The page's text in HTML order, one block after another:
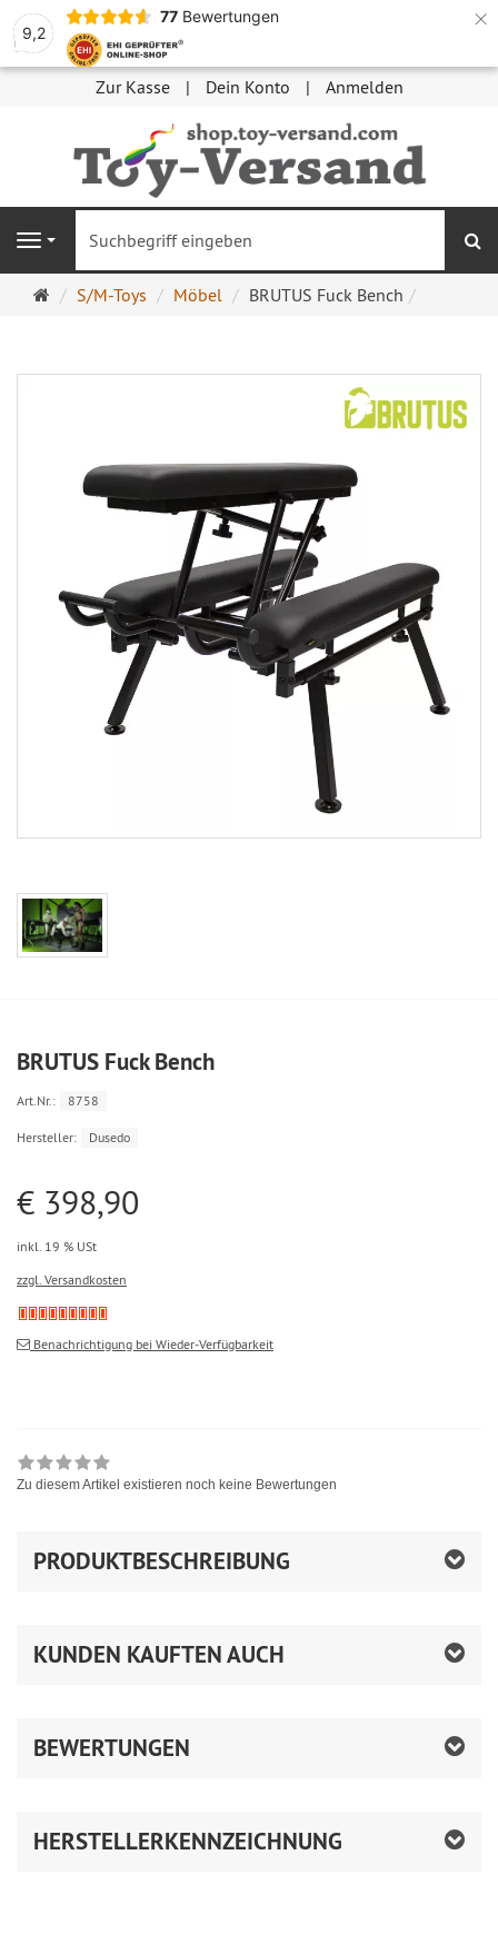
9,2
77 Bewertungen ×
Zur Kasse Dein Konto Anmelden
Navigation
Startseite
S/M-Toys Möbel BRUTUS Fuck Bench
BRUTUS Fuck Bench
Art.Nr.: 8758
Hersteller: Dusedo
€ 398,90
inkl. 19 % USt
zzgl. Versandkosten
Benachrichtigung bei Wieder-Verfügbarkeit
Zu diesem Artikel existieren noch keine Bewertungen
PRODUKTBESCHREIBUNG
KUNDEN KAUFTEN AUCH
BEWERTUNGEN
HERSTELLERKENNZEICHNUNG